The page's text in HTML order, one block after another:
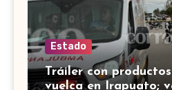
Estado
Tráiler con
vuelca en Irapuato;